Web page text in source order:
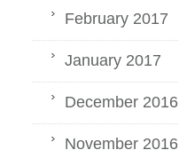
February 2017
January 2017
December 2016
November 2016